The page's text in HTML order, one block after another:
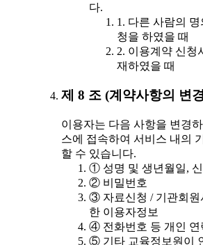
다.
1. 다른 사람의
청을 하였을 때
2. 이용계약 신청
재하였을 때
제 8 조 (계약사항의 변
이용자는 다음 사항을 변경
스에 접속하여 서비스 내의
할 수 있습니다.
① 성명 및 생년월일,
② 비밀번호
③ 자료신청 / 기관회원
한 이용자정보
④ 전화번호 등 개인 연
⑤ 기타 교육정보원이